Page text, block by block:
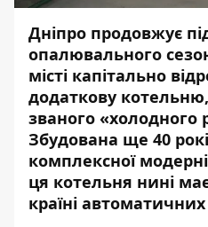
Дніпро продовжує
опалювального
місті капітально
додаткову
званого «холодного
Збудована ще 40
комплексної
ця котельня нині
країні